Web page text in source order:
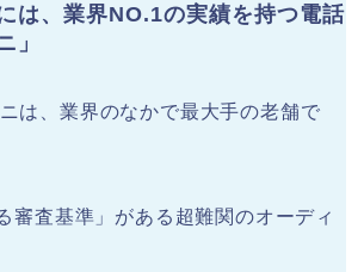
は、業界NO.1の実績を持つ電話
」
は、業界のなかで最大手の老舗で
審査基準」がある超難関のオーディ